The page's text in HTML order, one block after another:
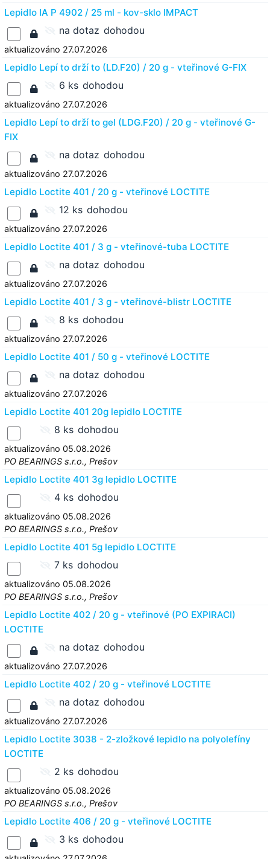
Lepidlo IA P 4902 / 25 ml - kov-sklo IMPACT
na dotaz dohodou
aktualizováno 27.07.2026
Lepidlo Lepí to drží to (LD.F20) / 20 g - vteřinové G-FIX
6 ks dohodou
aktualizováno 27.07.2026
Lepidlo Lepí to drží to gel (LDG.F20) / 20 g - vteřinové G-
FIX
na dotaz dohodou
aktualizováno 27.07.2026
Lepidlo Loctite 401 / 20 g - vteřinové LOCTITE
12 ks dohodou
aktualizováno 27.07.2026
Lepidlo Loctite 401 / 3 g - vteřinové-tuba LOCTITE
na dotaz dohodou
aktualizováno 27.07.2026
Lepidlo Loctite 401 / 3 g - vteřinové-blistr LOCTITE
8 ks dohodou
aktualizováno 27.07.2026
Lepidlo Loctite 401 / 50 g - vteřinové LOCTITE
na dotaz dohodou
aktualizováno 27.07.2026
Lepidlo Loctite 401 20g lepidlo LOCTITE
8 ks dohodou
aktualizováno 05.08.2026
PO BEARINGS s.r.o., Prešov
Lepidlo Loctite 401 3g lepidlo LOCTITE
4 ks dohodou
aktualizováno 05.08.2026
PO BEARINGS s.r.o., Prešov
Lepidlo Loctite 401 5g lepidlo LOCTITE
7 ks dohodou
aktualizováno 05.08.2026
PO BEARINGS s.r.o., Prešov
Lepidlo Loctite 402 / 20 g - vteřinové (PO EXPIRACI)
LOCTITE
na dotaz dohodou
aktualizováno 27.07.2026
Lepidlo Loctite 402 / 20 g - vteřinové LOCTITE
na dotaz dohodou
aktualizováno 27.07.2026
Lepidlo Loctite 3038 - 2-zložkové lepidlo na polyolefíny
LOCTITE
2 ks dohodou
aktualizováno 05.08.2026
PO BEARINGS s.r.o., Prešov
Lepidlo Loctite 406 / 20 g - vteřinové LOCTITE
3 ks dohodou